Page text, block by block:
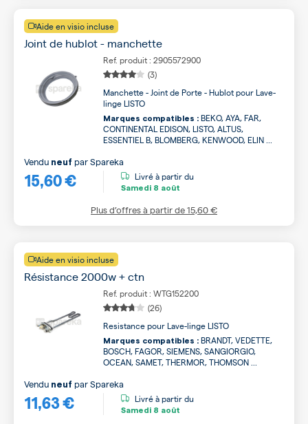
Aide en visio incluse
Joint de hublot - manchette
Ref. produit : 2905572900
(3)
Manchette - Joint de Porte - Hublot pour Lave-
linge LISTO
Marques compatibles : BEKO, AYA, FAR,
CONTINENTAL EDISON, LISTO, ALTUS,
ESSENTIEL B, BLOMBERG, KENWOOD, ELIN ...
15,60 €
Vendu neuf parSpareka
Livré à partir du
Samedi 8 août
Plus d’offres à partir de15,60 €
Aide en visio incluse
Résistance 2000w + ctn
Ref. produit : WTG152200
(26)
Resistance pour Lave-linge LISTO
Marques compatibles : BRANDT, VEDETTE,
BOSCH, FAGOR, SIEMENS, SANGIORGIO,
OCEAN, SAMET, THERMOR, THOMSON ...
11,63 €
Vendu neuf parSpareka
Livré à partir du
Samedi 8 août